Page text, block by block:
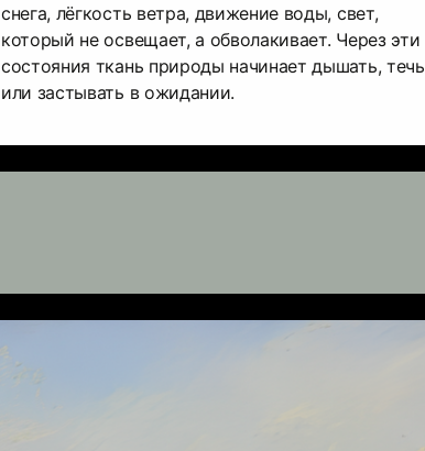
снега, лёгкость ветра, движение воды, свет,
который не освещает, а обволакивает. Через эти
состояния ткань природы начинает дышать, течь
или застывать в ожидании.